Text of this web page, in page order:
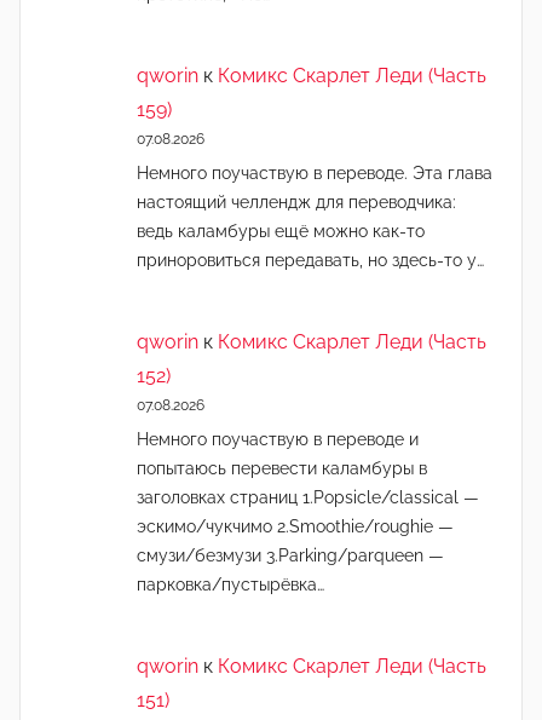
qworin к Комикс Скарлет Леди (Часть
159)
07.08.2026
Немного поучаствую в переводе. Эта глава
настоящий челлендж для переводчика:
ведь каламбуры ещё можно как-то
приноровиться передавать, но здесь-то у…
qworin к Комикс Скарлет Леди (Часть
152)
07.08.2026
Немного поучаствую в переводе и
попытаюсь перевести каламбуры в
заголовках страниц 1.Popsicle/classical —
эскимо/чукчимо 2.Smoothie/roughie —
смузи/безмузи 3.Parking/parqueen —
парковка/пустырёвка…
qworin к Комикс Скарлет Леди (Часть
151)